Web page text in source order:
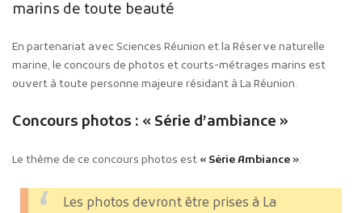
marins de toute beauté
En partenariat avec Sciences Réunion et la Réserve naturelle
marine, le concours de photos et courts-métrages marins est
ouvert à toute personne majeure résidant à La Réunion.
Concours photos : « Série d’ambiance »
Le thème de ce concours photos est « Série Ambiance ».
Les photos devront être prises à La